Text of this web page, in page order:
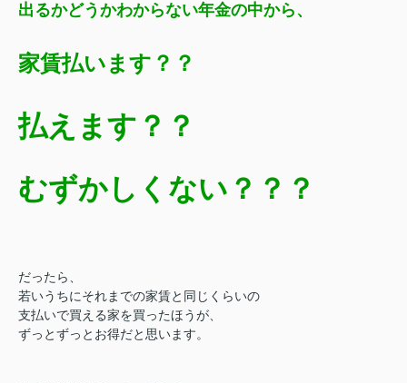
出るかどうかわからない年金の中から、
家賃払います？？
払えます？？
むずかしくない？？？
だったら、
若いうちにそれまでの家賃と同じくらいの
支払いで買える家を買ったほうが、
ずっとずっとお得だと思います。